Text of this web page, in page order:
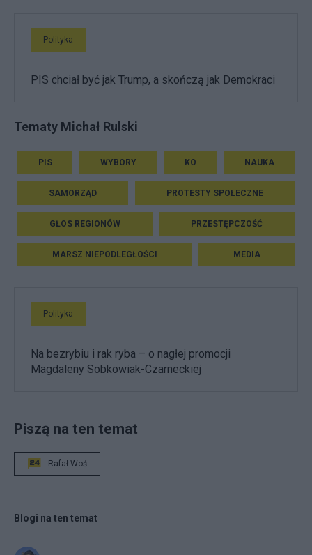
Polityka
PIS chciał być jak Trump, a skończą jak Demokraci
Tematy Michał Rulski
PIS WYBORY KO NAUKA
SAMORZĄD PROTESTY SPOŁECZNE
GŁOS REGIONÓW PRZESTĘPCZOŚĆ
MARSZ NIEPODLEGŁOŚCI MEDIA
Polityka
Na bezrybiu i rak ryba – o nagłej promocji
Magdaleny Sobkowiak-Czarneckiej
Piszą na ten temat
Rafał Woś
Blogi na ten temat